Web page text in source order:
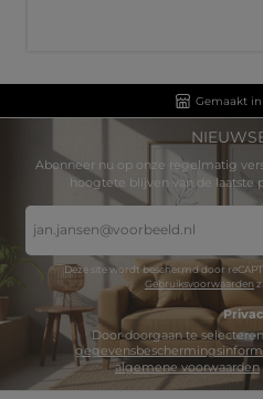
Gemaakt
Abonneer nu op onze regelmatig
hoogtete blijven van de laatste
mailadres
*
Deze site wordt beschermd door
Gebruiksvoorwaarden
algemene voorwaarden